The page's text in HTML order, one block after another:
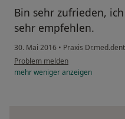
Bin sehr zufrieden,
sehr empfehlen.
30. Mai 2016 • Praxis
Problem melden
mehrwenigeranzeigen